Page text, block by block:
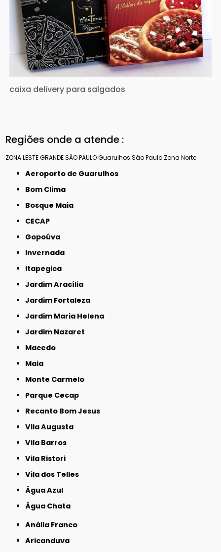
caixa delivery para salgados
Regiões onde a atende :
ZONA LESTEGRANDE SÃO PAULOGuarulhos São Paulo Zona Norte
Aeroporto de Guarulhos
Bom Clima
Bosque Maia
CECAP
Gopoúva
Invernada
Itapegica
Jardim Aracília
Jardim Fortaleza
Jardim Maria Helena
Jardim Nazaret
Macedo
Maia
Monte Carmelo
Parque Cecap
Recanto Bom Jesus
Vila Augusta
Vila Barros
Vila Ristori
Vila dos Telles
Água Azul
Água Chata
Anália Franco
Aricanduva